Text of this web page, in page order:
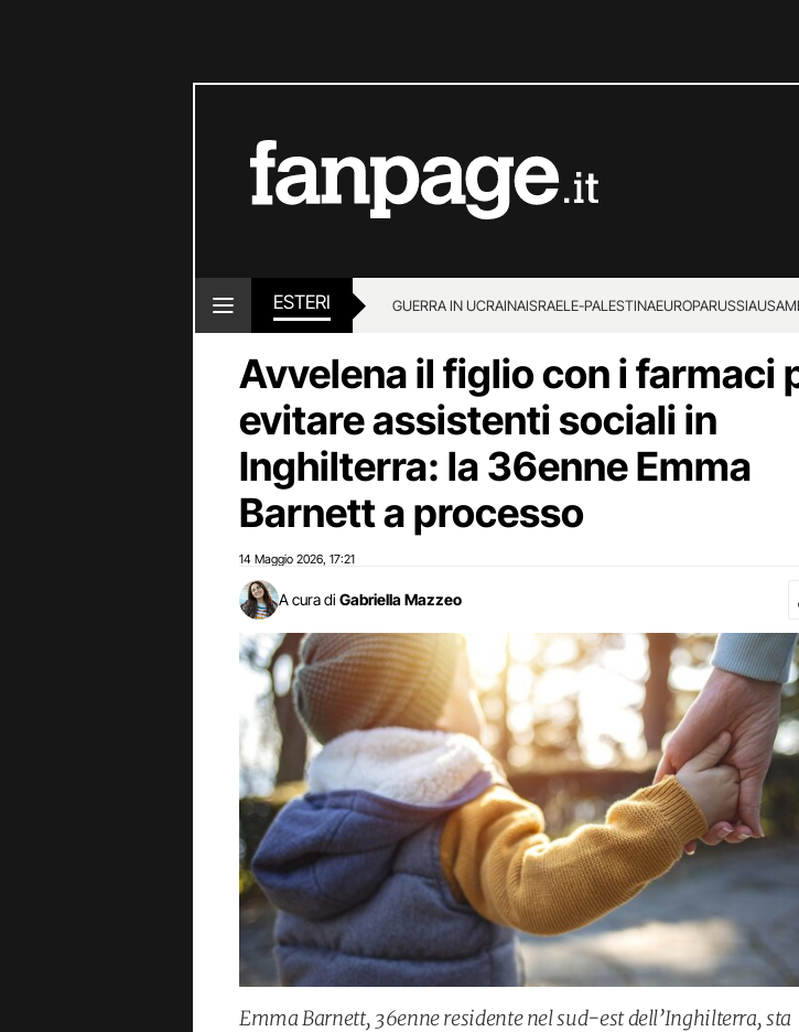
ESTERI GUERRA IN UCRAINAISRAELE-PALESTINAEUROPARUSSIAUSA
Avvelena il figlio con i farmaci
evitare assistenti sociali in
Inghilterra: la 36enne Emma
Barnett a processo
14 Maggio 2026 17:21
A cura di Gabriella Mazzeo
Emma Barnett, 36enne residente nel sud-est dell’Inghilterra, sta